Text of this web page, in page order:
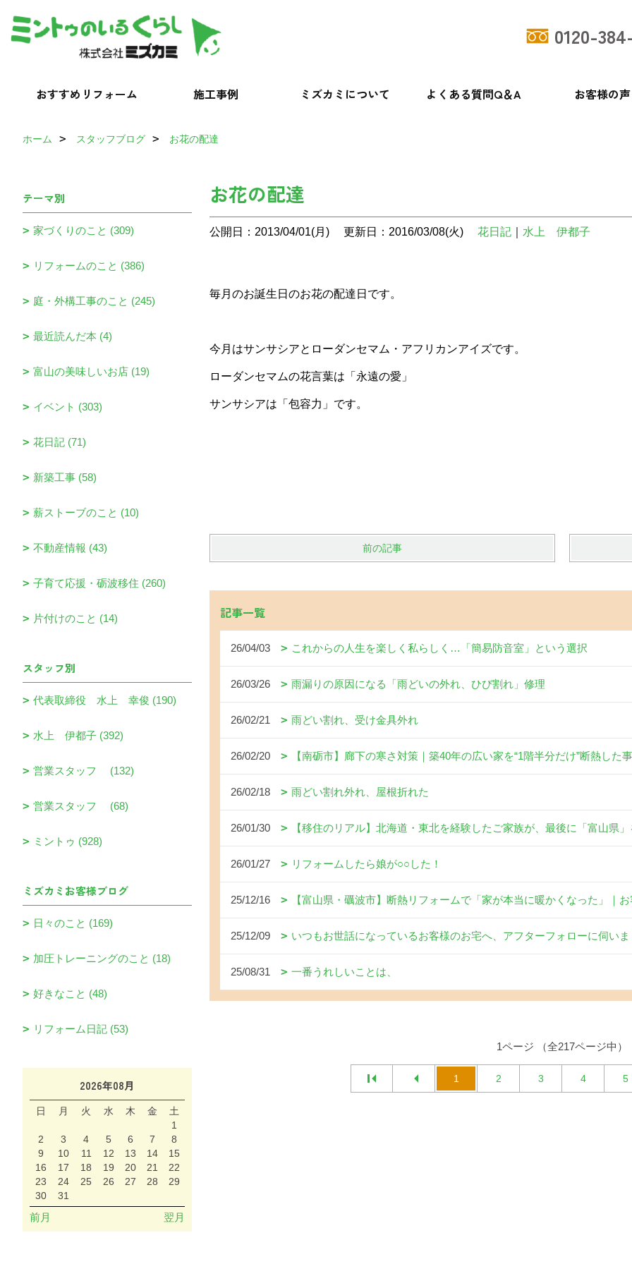
0120-
おすすめリフォーム 施工事例 ミズカミについて よくある質問Q＆A お客様の声
ホーム スタッフブログ お花の配達
お花の配達
公開日：2013/04/01(月) 更新日：2016/03/08(火) 花日記 水上 伊都子
毎月のお誕生日のお花の配達日です。
今月はサンサシアとローダンセマム・アフリカンアイズです。
ローダンセマムの花言葉は「永遠の愛」
サンサシアは「包容力」です。
前の記事
記事一覧
26/04/03 これからの人生を楽しく私らしく…「簡易防音室」という選択
26/03/26 雨漏りの原因になる「雨どいの外れ、ひび割れ」修理
26/02/21 雨どい割れ、受け金具外れ
26/02/20 【南砺市】廊下の寒さ対策｜築40年の広い家を“1階半分だけ”断熱した
26/02/18 雨どい割れ外れ、屋根折れた
26/01/30 【移住のリアル】北海道・東北を経験したご家族が、最後に「富山県
26/01/27 リフォームしたら娘が○○した！
25/12/16 【富山県・礪波市】断熱リフォームで「家が本当に暖かくなった」｜
25/12/09 いつもお世話になっているお客様のお宅へ、アフターフォローに伺い
25/08/31 一番うれしいことは、
1ページ （全217ページ中）
1 2 3 4 5
テーマ別
家づくりのこと (309)
リフォームのこと (386)
庭・外構工事のこと (245)
最近読んだ本 (4)
富山の美味しいお店 (19)
イベント (303)
花日記 (71)
新築工事 (58)
薪ストーブのこと (10)
不動産情報 (43)
子育て応援・砺波移住 (260)
片付けのこと (14)
スタッフ別
代表取締役 水上 幸俊 (190)
水上 伊都子 (392)
営業スタッフ (132)
営業スタッフ (68)
ミントゥ (928)
ミズカミお客様ブログ
日々のこと (169)
加圧トレーニングのこと (18)
好きなこと (48)
リフォーム日記 (53)
2026年08月
日 月 火 水 木 金
土
1
2
3 4 5 6 7
8
9
10 11 12 13 14
15
16
17 18 19 20 21
22
23
24 25 26 27 28
29
30
31
前月 翌月